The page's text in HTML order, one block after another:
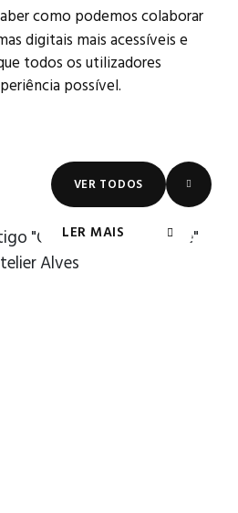
como podemos colaborar
digitais mais acessíveis e
todos os utilizadores
possível.
VER TODOS
LER MAIS